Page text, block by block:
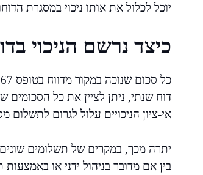
יוכל לכלול את אותו ניכוי במסגרת
כיצד נרשם הניכוי
דוח שנתי, ניתן לציין את כל הסכומים
אי-ציון הניכויים עלול לגרום
יתרה מכך, במקרים של תשלומים
בין אם מדובר בניהול ידני או